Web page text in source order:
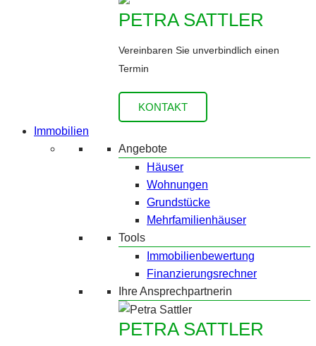
PETRA SATTLER
Vereinbaren Sie unverbindlich einen
Termin
KONTAKT
Immobilien
Angebote
Häuser
Wohnungen
Grundstücke
Mehrfamilienhäuser
Tools
Immobilienbewertung
Finanzierungsrechner
Ihre Ansprechpartnerin
PETRA SATTLER